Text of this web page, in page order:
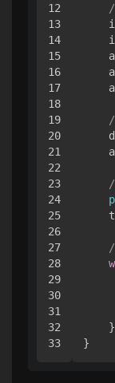
12
13
14
15
16
17
18
19
20
21
22
23
24
25
26
27
28
29
30
31
32
    }